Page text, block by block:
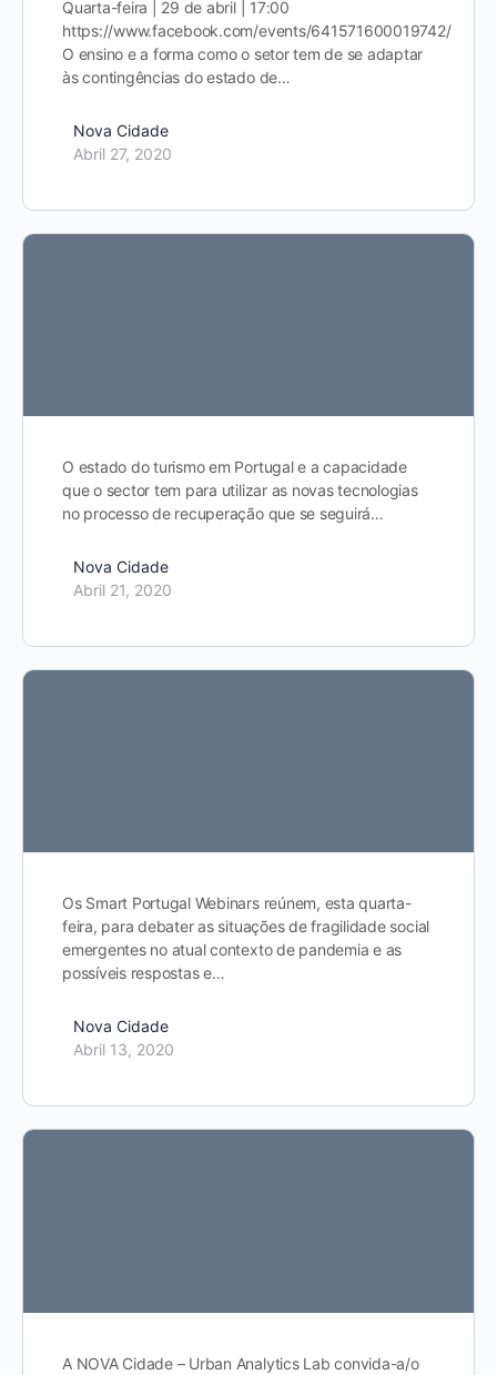
Quarta-feira | 29 de abril | 17:00
https://www.facebook.com/events/641571600019742/
O ensino e a forma como o setor tem de se adaptar
às contingências do estado de…
Nova Cidade
Abril 27, 2020
O estado do turismo em Portugal e a capacidade
que o sector tem para utilizar as novas tecnologias
no processo de recuperação que se seguirá…
Nova Cidade
Abril 21, 2020
Os Smart Portugal Webinars reúnem, esta quarta-
feira, para debater as situações de fragilidade social
emergentes no atual contexto de pandemia e as
possíveis respostas e…
Nova Cidade
Abril 13, 2020
A NOVA Cidade – Urban Analytics Lab convida-a/o